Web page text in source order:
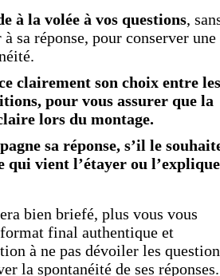
à la volée à vos questions,
sa réponse, pour conserver une
clairement son choix entre les
pour vous assurer que la
lors du montage.
sa réponse, s’il le
qui vient l’étayer ou
bien briefé, plus vous vous
final authentique et
à ne pas dévoiler les
la spontanéité de ses réponses.